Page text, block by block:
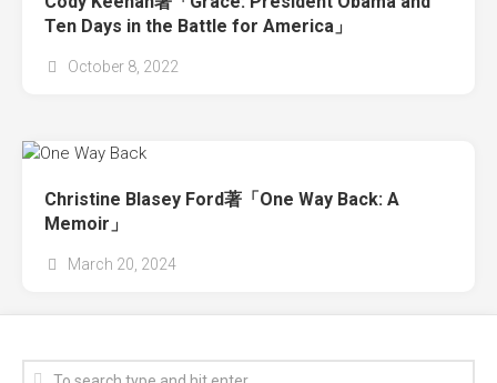
Ten Days in the Battle for America」
October 8, 2022
Christine Blasey Ford著「One Way Back: A
Memoir」
March 20, 2024